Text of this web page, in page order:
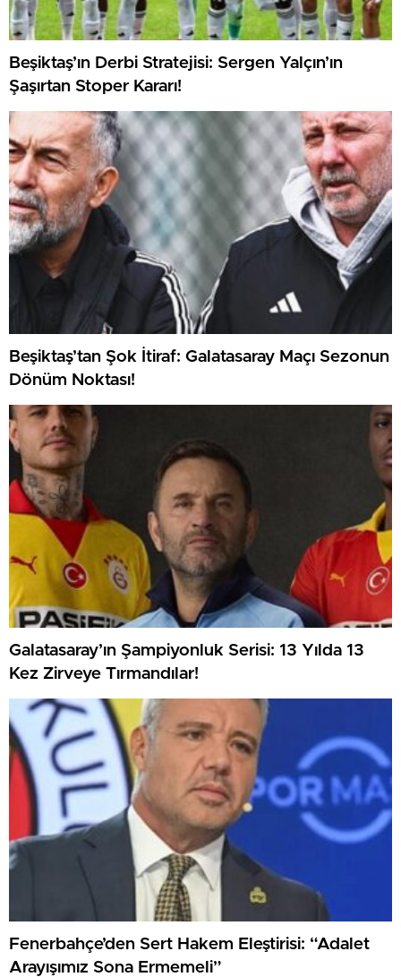
Beşiktaş’ın Derbi Stratejisi: Sergen Yalçın’ın
Şaşırtan Stoper Kararı!
Beşiktaş’tan Şok İtiraf: Galatasaray Maçı Sezonun
Dönüm Noktası!
Galatasaray’ın Şampiyonluk Serisi: 13 Yılda 13
Kez Zirveye Tırmandılar!
Fenerbahçe’den Sert Hakem Eleştirisi: “Adalet
Arayışımız Sona Ermemeli”